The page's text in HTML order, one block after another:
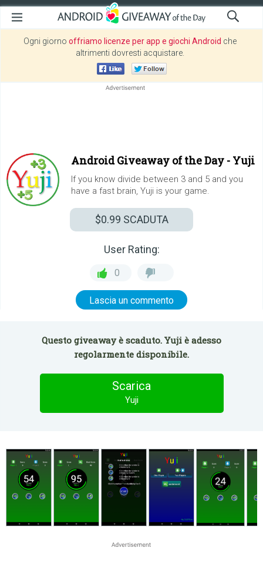
Ogni giorno offriamo licenze per app e giochi Android che
altrimenti dovresti acquistare.
Android Giveaway of the Day - Yuji
If you know divide between 3 and 5 and you
have a fast brain, Yuji is your game.
$0.99 SCADUTA
User Rating:
0
Lascia un commento
Questo giveaway è scaduto. Yuji è adesso
regolarmente disponibile.
Scarica
Yuji